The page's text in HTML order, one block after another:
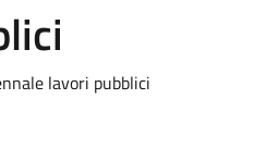
lavori pubblici